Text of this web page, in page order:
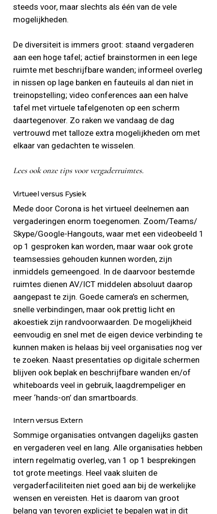
steeds voor, maar slechts als één van de vele
mogelijkheden.
De diversiteit is immers groot: staand vergaderen
aan een hoge tafel; actief brainstormen in een lege
ruimte met beschrijfbare wanden; informeel overleg
in nissen op lage banken en fauteuils al dan niet in
treinopstelling; video conferences aan een halve
tafel met virtuele tafelgenoten op een scherm
daartegenover. Zo raken we vandaag de dag
vertrouwd met talloze extra mogelijkheden om met
elkaar van gedachten te wisselen.
Lees ook onze tips voor vergaderruimtes.
Virtueel versus Fysiek
Mede door Corona is het virtueel deelnemen aan
vergaderingen enorm toegenomen. Zoom/Teams/
Skype/Google-Hangouts, waar met een videobeeld 1
op 1 gesproken kan worden, maar waar ook grote
teamsessies gehouden kunnen worden, zijn
inmiddels gemeengoed. In de daarvoor bestemde
ruimtes dienen AV/ICT middelen absoluut daarop
aangepast te zijn. Goede camera’s en schermen,
snelle verbindingen, maar ook prettig licht en
akoestiek zijn randvoorwaarden. De mogelijkheid
eenvoudig en snel met de eigen device verbinding te
kunnen maken is helaas bij veel organisaties nog ver
te zoeken. Naast presentaties op digitale schermen
blijven ook beplak en beschrijfbare wanden en/of
whiteboards veel in gebruik, laagdrempeliger en
meer ‘hands-on’ dan smartboards.
Intern versus Extern
Sommige organisaties ontvangen dagelijks gasten
en vergaderen veel en lang. Alle organisaties hebben
intern regelmatig overleg, van 1 op 1 besprekingen
tot grote meetings. Heel vaak sluiten de
vergaderfaciliteiten niet goed aan bij de werkelijke
wensen en vereisten. Het is daarom van groot
belang van tevoren expliciet te bepalen wat in dit